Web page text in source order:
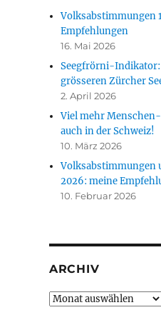
Volksabstimmungen
Empfehlungen
16. Mai 2026
Seegfrörni-Indikator:
grösseren Zürcher
2. April 2026
Viel mehr
auch in der Schweiz!
10. März 2026
Volksabstimmungen
2026: meine
10. Februar 2026
ARCHIV
Archiv